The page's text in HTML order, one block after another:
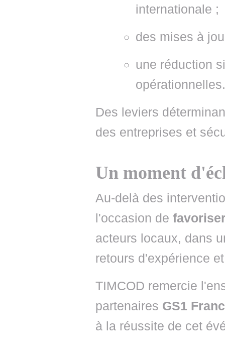
internationale ;
des mises à
une réduction
opérationnelles.
Des leviers
des entreprises et
Un moment
Au-delà des
l'occasion de
acteurs locaux, dans
retours d'expérience
TIMCOD remercie
partenaires GS1
à la réussite de cet